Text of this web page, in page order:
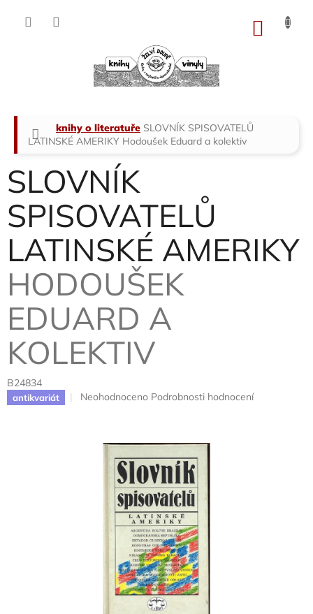
Domů
knihy o literatuře SLOVNÍK SPISOVATELŮ
LATINSKÉ AMERIKY Hodoušek Eduard a kolektiv
SLOVNÍK
SPISOVATELŮ
LATINSKÉ AMERIKY
HODOUŠEK
EDUARD A
KOLEKTIV
B24834
antikvariát
Průměrné
hvězdiček.
Neohodnoceno Podrobnosti hodnocení